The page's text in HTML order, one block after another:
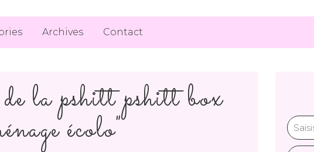
Archives Contact
la pshitt pshitt box
écolo"